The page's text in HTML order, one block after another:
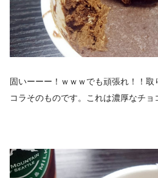
固いーーー！ｗｗｗでも頑張れ！！取
コラそのものです。これは濃厚なチョ